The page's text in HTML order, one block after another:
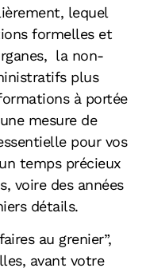
lequel
formelles et
la non-
plus
à portée
mesure de
pour vos
temps précieux
voire des années
détails.
au grenier”,
avant votre